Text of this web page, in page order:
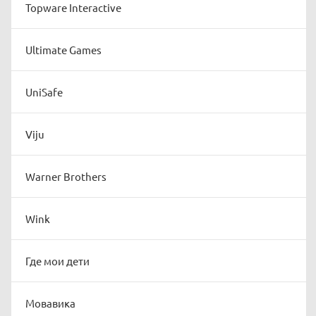
Topware Interactive
Ultimate Games
UniSafe
Viju
Warner Brothers
Wink
Где мои дети
Мовавика